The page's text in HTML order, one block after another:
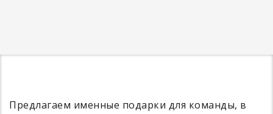
Предлагаем именные подарки для команды, в